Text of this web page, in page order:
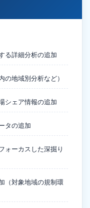
る詳細分析の追加
の地域別分析など）
シェア情報の追加
タの追加
ォーカスした深掘り
（対象地域の規制環